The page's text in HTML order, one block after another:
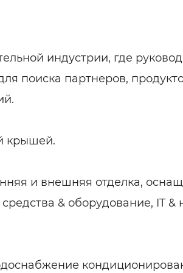
индустрии, где
поиска партнеров,
крышей.
и внешняя отделка,
& оборудование, IT &